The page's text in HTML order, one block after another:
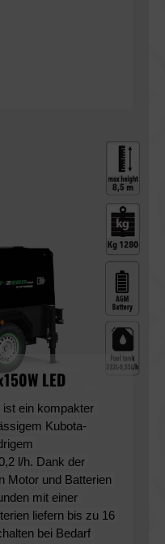
LED
ein kompakter
Kubota-
l/h. Dank der
Motor und Batterien
mit einer
liefern bis zu 16
bei Bedarf